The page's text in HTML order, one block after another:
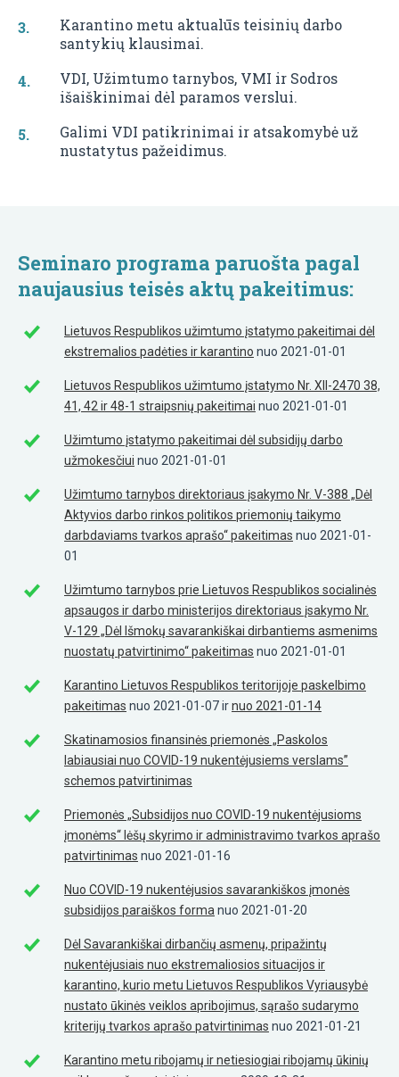
Karantino metu aktualūs teisinių darbo
santykių klausimai.
VDI, Užimtumo tarnybos, VMI ir Sodros
išaiškinimai dėl paramos verslui.
Galimi VDI patikrinimai ir atsakomybė už
nustatytus pažeidimus.
Seminaro programa paruošta pagal
naujausius teisės aktų pakeitimus:
Lietuvos Respublikos užimtumo įstatymo pakeitimai dėl
ekstremalios padėties ir karantino nuo 2021-01-01
Lietuvos Respublikos užimtumo įstatymo Nr. XII-2470 38,
41, 42 ir 48-1 straipsnių pakeitimai nuo 2021-01-01
Užimtumo įstatymo pakeitimai dėl subsidijų darbo
užmokesčiui nuo 2021-01-01
Užimtumo tarnybos direktoriaus įsakymo Nr. V-388 „Dėl
Aktyvios darbo rinkos politikos priemonių taikymo
darbdaviams tvarkos aprašo“ pakeitimas nuo 2021-01-
01
Užimtumo tarnybos prie Lietuvos Respublikos socialinės
apsaugos ir darbo ministerijos direktoriaus įsakymo Nr.
V-129 „Dėl Išmokų savarankiškai dirbantiems asmenims
nuostatų patvirtinimo“ pakeitimas nuo 2021-01-01
Karantino Lietuvos Respublikos teritorijoje paskelbimo
pakeitimas nuo 2021-01-07 irnuo 2021-01-14
Skatinamosios finansinės priemonės „Paskolos
labiausiai nuo COVID-19 nukentėjusiems verslams”
schemos patvirtinimas
Priemonės „Subsidijos nuo COVID-19 nukentėjusioms
įmonėms“ lėšų skyrimo ir administravimo tvarkos aprašo
patvirtinimas nuo 2021-01-16
Nuo COVID-19 nukentėjusios savarankiškos įmonės
subsidijos paraiškos forma nuo 2021-01-20
Dėl Savarankiškai dirbančių asmenų, pripažintų
nukentėjusiais nuo ekstremaliosios situacijos ir
karantino, kurio metu Lietuvos Respublikos Vyriausybė
nustato ūkinės veiklos apribojimus, sąrašo sudarymo
kriterijų tvarkos aprašo patvirtinimas nuo 2021-01-21
Karantino metu ribojamų ir netiesiogiai ribojamų ūkinių